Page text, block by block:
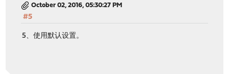
October 02, 2016, 05:30:27 PM
#5
5、使用默认设置。